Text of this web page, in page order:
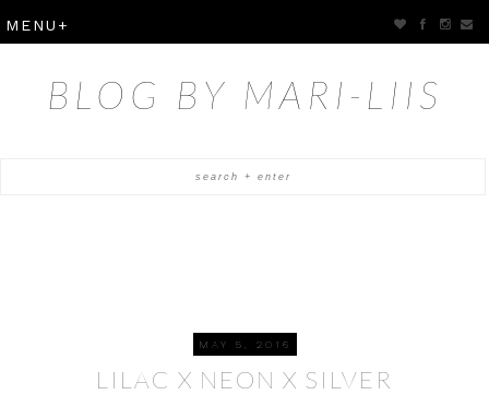
BLOG BY MARI-LIIS
MAY 5, 2016
LILAC X NEON X SILVER